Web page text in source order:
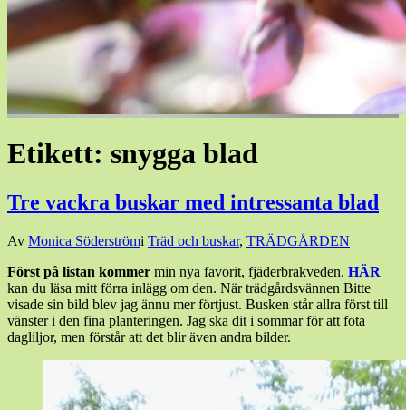
Etikett: snygga blad
Tre vackra buskar med intressanta blad
Den
maj,
201720
maj,
2017
Av Monica Söderströmi Träd och buskar, TRÄDGÅRDEN
Först på listan kommer min nya favorit, fjäderbrakveden. HÄR
kan du läsa mitt förra inlägg om den. När trädgårdsvännen Bitte
visade sin bild blev jag ännu mer förtjust. Busken står allra först till
vänster i den fina planteringen. Jag ska dit i sommar för att fota
dagliljor, men förstår att det blir även andra bilder.